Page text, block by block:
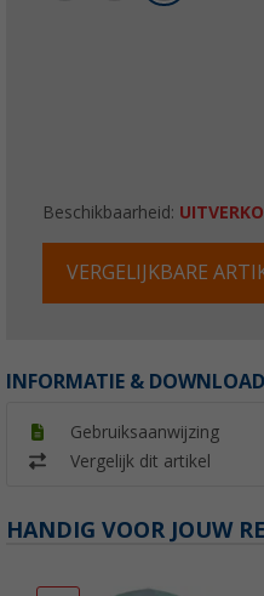
Beschikbaarheid:
VERGELIJKBARE
INFORMATIE &
Gebruiksaanwijzing
Vergelijk dit artikel
HANDIG VOOR JOUW